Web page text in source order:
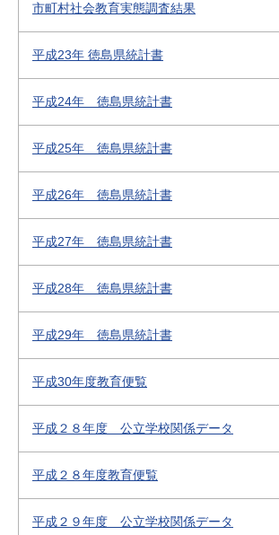
市町村社会教育実態調査結果
平成23年 徳島県統計書
平成24年 徳島県統計書
平成25年 徳島県統計書
平成26年 徳島県統計書
平成27年 徳島県統計書
平成28年 徳島県統計書
平成29年 徳島県統計書
平成30年度教育便覧
平成２８年度 公立学校関係データ
平成２８年度教育便覧
平成２９年度 公立学校関係データ